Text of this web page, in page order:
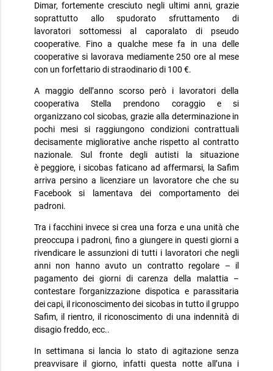
Dimar, fortemente cresciuto negli ultimi anni, grazie
soprattutto allo spudorato sfruttamento di
lavoratori sottomessi al caporalato di pseudo
cooperative. Fino a qualche mese fa in una delle
cooperative si lavorava mediamente 250 ore al mese
con un forfettario di straodinario di 100 €.
A maggio dell’anno scorso però i lavoratori della
cooperativa Stella prendono coraggio e si
organizzano col sicobas, grazie alla determinazione in
pochi mesi si raggiungono condizioni contrattuali
decisamente migliorative anche rispetto al contratto
nazionale. Sul fronte degli autisti la situazione
è peggiore, i sicobas faticano ad affermarsi, la Safim
arriva persino a licenziare un lavoratore che che su
Facebook si lamentava dei comportamento dei
padroni.
Tra i facchini invece si crea una forza e una unità che
preoccupa i padroni, fino a giungere in questi giorni a
rivendicare le assunzioni di tutti i lavoratori che negli
anni non hanno avuto un contratto regolare – il
pagamento dei giorni di carenza della malattia –
contestare l’organizzazione dispotica e parassitaria
dei capi, il riconoscimento dei sicobas in tutto il gruppo
Safim, il rientro, il riconoscimento di una indennità di
disagio freddo, ecc..
In settimana si lancia lo stato di agitazione senza
preavvisare il giorno, infatti questa notte all’una i